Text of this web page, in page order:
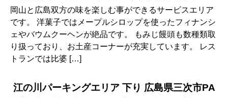
岡山と広島双方の味を楽しむ事ができるサービスエリア
です。 洋菓子ではメープルシロップを使ったフィナンシ
ェやバウムクーヘンが絶品です。 もみじ饅頭も数種類取
り扱っており、お土産コーナーが充実しています。 レス
トランでは比婆 […]
江の川パーキングエリア 下り 広島県三次市PA